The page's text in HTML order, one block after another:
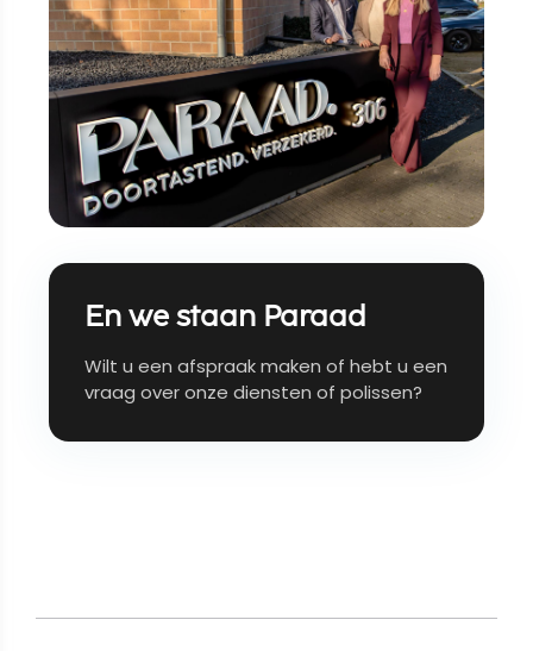
En we staan Paraad
Wilt u een afspraak maken of hebt u een
vraag over onze diensten of polissen?